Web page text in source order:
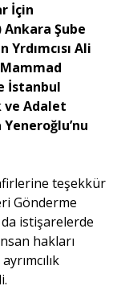
İçin
Ankara Şube
Yrdımcısı Ali
İstanbul
ve Adalet
teşekkür
Gönderme
istişarelerde
hakları